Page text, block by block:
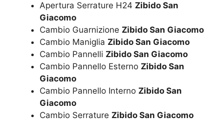
Apertura Serrature H24 Zibido San
Giacomo
Cambio Guarnizione Zibido San Giacomo
Cambio Maniglia Zibido San Giacomo
Cambio Pannelli Zibido San Giacomo
Cambio Pannello Esterno Zibido San
Giacomo
Cambio Pannello Interno Zibido San
Giacomo
Cambio Serrature Zibido San Giacomo